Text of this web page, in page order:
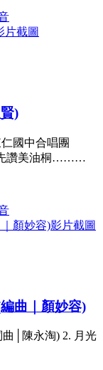
)
仁國中合唱團
先讚美油桐………
曲｜顏妙容)
曲│陳永淘) 2. 月光